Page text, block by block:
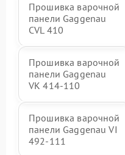
Прошивка варочной
панели Gaggenau
CVL 410
Прошивка варочной
панели Gaggenau
VK 414-110
Прошивка варочной
панели Gaggenau VI
492-111